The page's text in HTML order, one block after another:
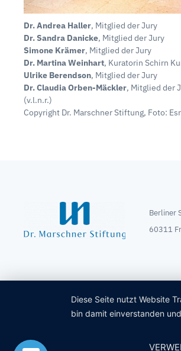
Dr. Andrea Haller, Mitglied der Jury
Dr. Sandra Danicke, Mitglied der Jury
Simone Krämer, Mitglied der Jury
Dr. Martina Weinhart, Kuratorin Schirn
Ulrike Berendson, Mitglied der Jury
Dr. Claudia Orben-Mäckler, Mitglied der
(v.l.n.r.)
Copyright Dr. Marschner Stiftung, Foto:
Berliner
60311
Diese Seite nutzt Website
bin damit einverstanden